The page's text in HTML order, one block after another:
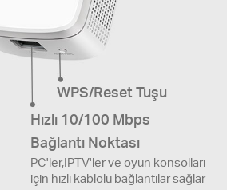
Hızlı 10/100 Mbps
Bağlantı Noktası
PC'ler,IPTV'ler ve oyun konsolları
için hızlı kablolu bağlantılar sağlar
WPS/Reset Tuşu